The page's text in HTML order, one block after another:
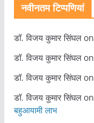
नवीनतम टिप्पणियां
डॉ. विजय कुमार सिंघलon
डॉ. विजय कुमार सिंघलon
डॉ. विजय कुमार सिंघलon
डॉ. विजय कुमार सिंघलon
बहुआयामी लाभ